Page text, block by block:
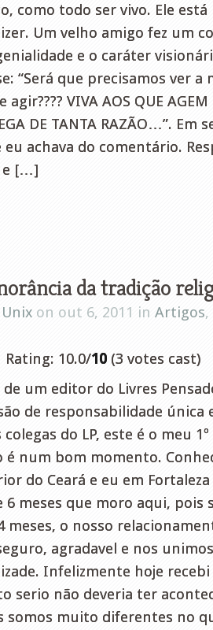
como todo ser vivo. Ele
Um velho amigo fez um
e o caráter
“Será que precisamos ver
VIVA AOS QUE AGEM
DE TANTA RAZÃO…”. Em
achava do comentário.
e […]
da tradição
on out 6, 2011 in Artigos,
Rating: 10.0/10 (3 votes cast)
um editor do Livres
de responsabilidade única
do LP, este é o meu
é num bom momento.
do Ceará e eu em
6 meses que moro aqui, pois
meses, o nosso
agradavel e nos
Infelizmente hoje recebi
serio não deveria ter
somos muito diferentes no